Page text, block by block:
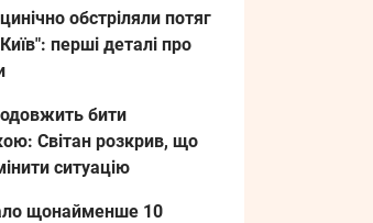
обстріляли потяг
перші деталі про
бити
Світан розкрив, що
ситуацію
щонайменше 10